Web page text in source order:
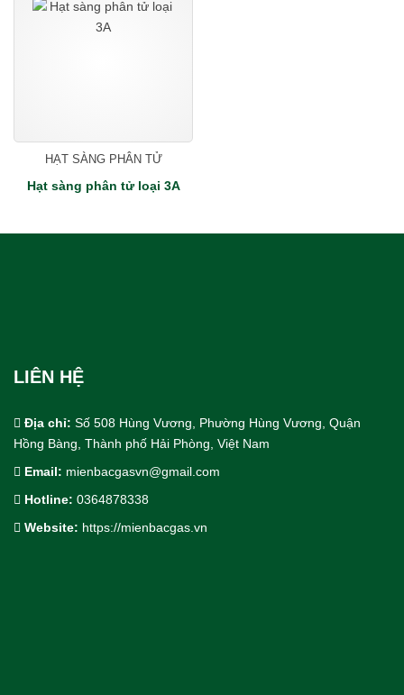
HẠT SÀNG PHÂN TỬ
Hạt sàng phân tử loại 3A
LIÊN HỆ
Địa chỉ: Số 508 Hùng Vương, Phường Hùng Vương, Quận
Hồng Bàng, Thành phố Hải Phòng, Việt Nam
Email: mienbacgasvn@gmail.com
Hotline: 0364878338
Website: https://mienbacgas.vn
Cho Thuê bồn trạm khí công nghiệp